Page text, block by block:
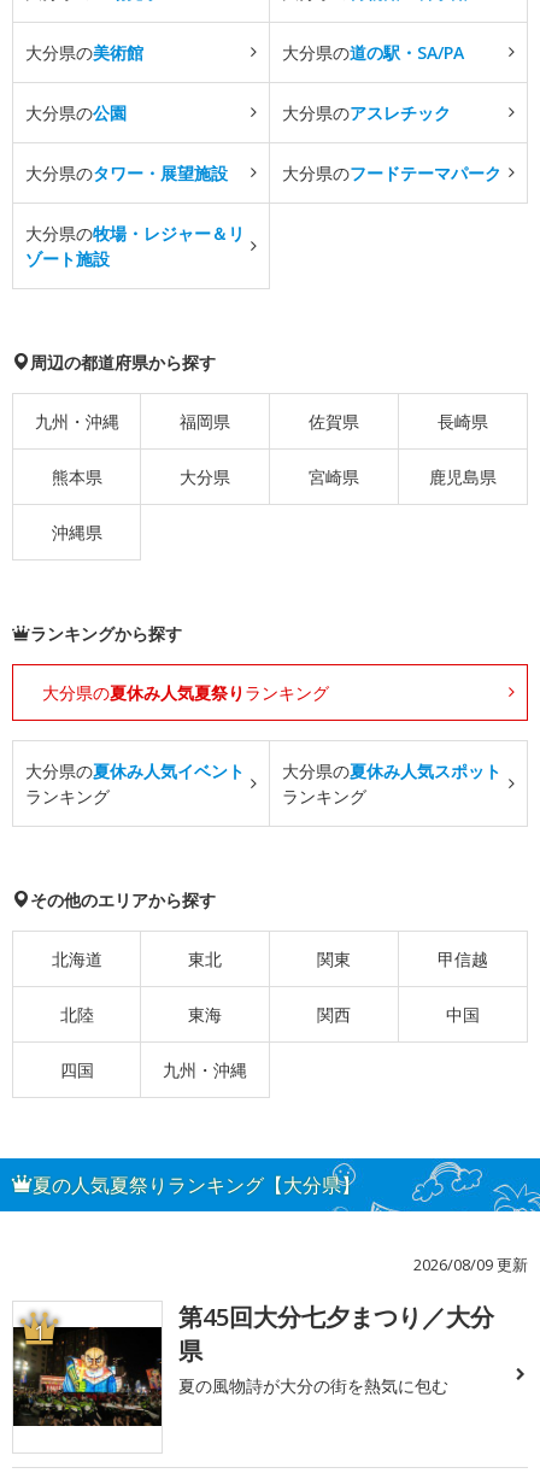
大分県の美術館 大分県の道の駅・SA/PA
大分県の公園 大分県のアスレチック
大分県のタワー・展望施設 大分県のフードテーマパーク
大分県の牧場・レジャー＆リ
ゾート施設
周辺の都道府県から探す
九州・沖縄 福岡県 佐賀県 長崎県
熊本県 大分県 宮崎県 鹿児島県
沖縄県
ランキングから探す
大分県の夏休み人気夏祭り ランキング
大分県の夏休み人気イベント
ランキング
大分県の夏休み人気スポット
ランキング
その他のエリアから探す
北海道 東北 関東 甲信越
北陸 東海 関西 中国
四国 九州・沖縄
夏の人気夏祭りランキング【大分県】
2026/08/09 更新
1
第45回大分七夕まつり／大分
県
夏の風物詩が大分の街を熱気に包む